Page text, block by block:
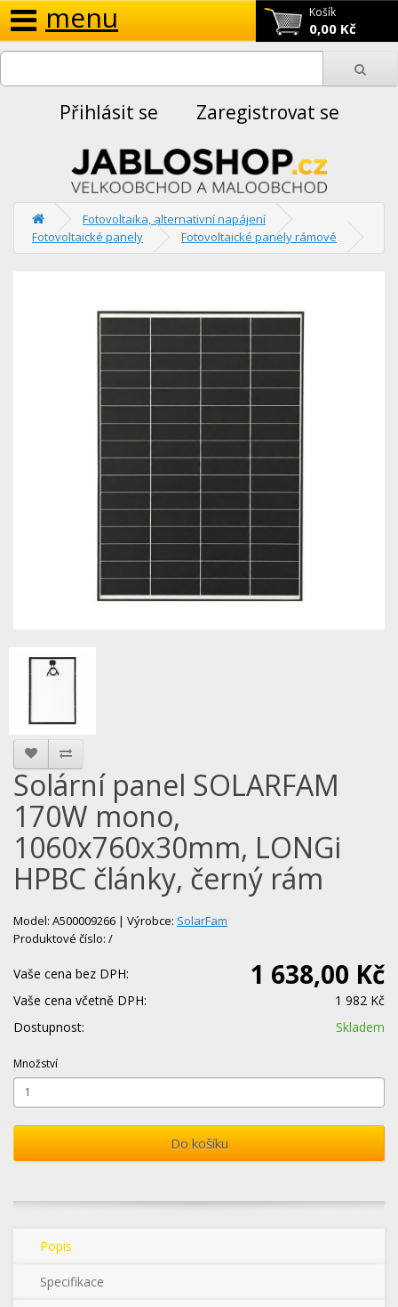
Košík
0,00 Kč
menu
Přihlásit se Zaregistrovat se
Fotovoltaika, alternativní napájení
Fotovoltaické panely
Fotovoltaické panely rámové
Solární panel SOLARFAM
170W mono,
1060x760x30mm, LONGi
HPBC články, černý rám
Model: A500009266 | Výrobce: SolarFam
Produktové číslo: /
Vaše cena bez DPH: 1 638,00 Kč
Vaše cena včetně DPH:
1 982 Kč
Dostupnost:
Skladem
Množství
Do košíku
Popis
Specifikace